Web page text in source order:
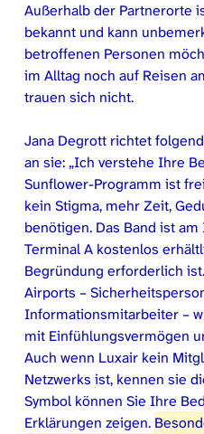
Außerhalb der Partnerorte
bekannt und kann
betroffenen Personen
im Alltag noch auf Reisen
trauen sich nicht.
Jana Degrott richtet
an sie: „Ich verstehe Ihre
Sunflower-Programm ist
kein Stigma, mehr Zeit,
benötigen. Das Band ist
Terminal A kostenlos
Begründung erforderlich
Airports –
Informationsmitarbeiter –
mit Einfühlungsvermögen
Auch wenn Luxair kein
Netzwerks ist, kennen sie
Symbol können Sie Ihre
Erklärungen zeigen.